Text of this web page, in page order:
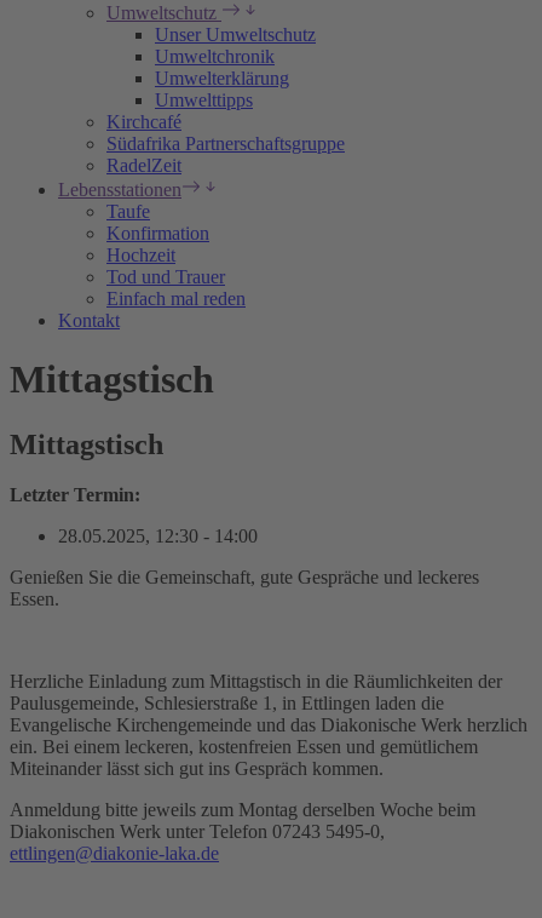
Umweltschutz
Unser Umweltschutz
Umweltchronik
Umwelterklärung
Umwelttipps
Kirchcafé
Südafrika Partnerschaftsgruppe
RadelZeit
Lebensstationen
Taufe
Konfirmation
Hochzeit
Tod und Trauer
Einfach mal reden
Kontakt
Mittagstisch
Mittagstisch
Letzter Termin:
28.05.2025, 12:30 - 14:00
Genießen Sie die Gemeinschaft, gute Gespräche und leckeres
Essen.
Herzliche Einladung zum Mittagstisch in die Räumlichkeiten der
Paulusgemeinde, Schlesierstraße 1, in Ettlingen laden die
Evangelische Kirchengemeinde und das Diakonische Werk herzlich
ein. Bei einem leckeren, kostenfreien Essen und gemütlichem
Miteinander lässt sich gut ins Gespräch kommen.
Anmeldung bitte jeweils zum Montag derselben Woche beim
Diakonischen Werk unter Telefon 07243 5495-0,
ettlingen@diakonie-laka.de